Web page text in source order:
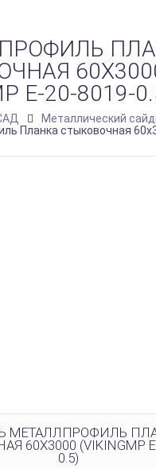
E-20-8019-
Металлический
Планка стыковочная
МЕТАЛЛПРОФИЛЬ
60Х3000 (VIKINGMP
0.5)